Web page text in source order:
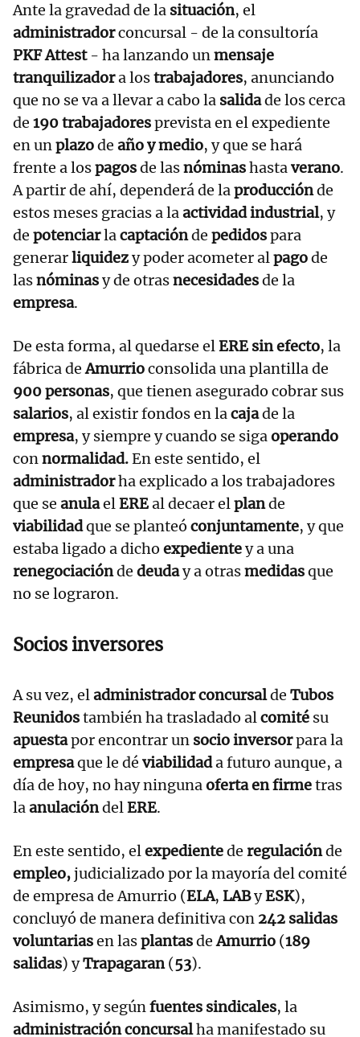
Ante la gravedad de la situación, el
administradorconcursal - de la consultoría
PKF Attest - ha lanzando unmensaje
tranquilizadora lostrabajadores, anunciando
que no se va a llevar a cabo la salidade los cerca
de 190 trabajadoresprevista en el expediente
en unplazode año y medio, y que se hará
frente a lospagosde lasnóminashastaverano.
A partir de ahí, dependerá de laproducciónde
estos meses gracias a laactividad industrial, y
de potenciarlacaptaciónde pedidospara
generarliquidezy poder acometer alpagode
lasnóminasy de otrasnecesidadesde la
empresa.
De esta forma, al quedarse elERE sin efecto, la
fábrica deAmurrioconsolida una plantilla de
900 personas, que tienen asegurado cobrar sus
salarios, al existir fondos en lacajade la
empresa, y siempre y cuando se sigaoperando
connormalidad.En este sentido, el
administradorha explicado a los trabajadores
que se anulaelEREal decaer elplande
viabilidadque se planteó conjuntamente, y que
estaba ligado a dicho expedientey a una
renegociaciónde deuday a otrasmedidasque
no se lograron.
Socios inversores
A su vez, eladministrador concursalde Tubos
Reunidostambién ha trasladado alcomité su
apuestapor encontrar un socio inversorpara la
empresaque le dé viabilidada futuro aunque, a
día de hoy, no hay ningunaoferta en firmetras
laanulacióndelERE.
En este sentido, elexpedientede regulaciónde
empleo,judicializado por la mayoría del comité
de empresa de Amurrio (ELA, LAByESK),
concluyó de manera definitiva con 242 salidas
voluntariasen lasplantasdeAmurrio (189
salidas) yTrapagaran(53).
Asimismo, y segúnfuentes sindicales, la
administración concursalha manifestado su